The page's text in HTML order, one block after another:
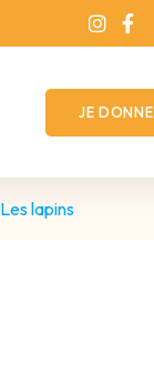
JE DONNE
Les lapins